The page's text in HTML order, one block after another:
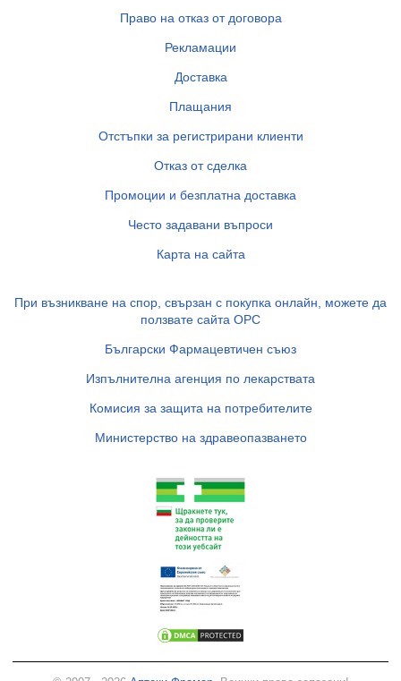
Право на отказ от договора
Рекламации
Доставка
Плащания
Отстъпки за регистрирани клиенти
Отказ от сделка
Промоции и безплатна доставка
Често задавани въпроси
Карта на сайта
При възникване на спор, свързан с покупка онлайн, можете да
ползвате сайта ОРС
Български Фармацевтичен съюз
Изпълнителна агенция по лекарствата
Комисия за защита на потребителите
Министерство на здравеопазването